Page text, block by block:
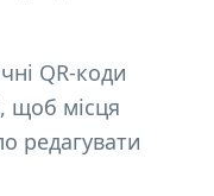
QR-коди
щоб місця
редагувати